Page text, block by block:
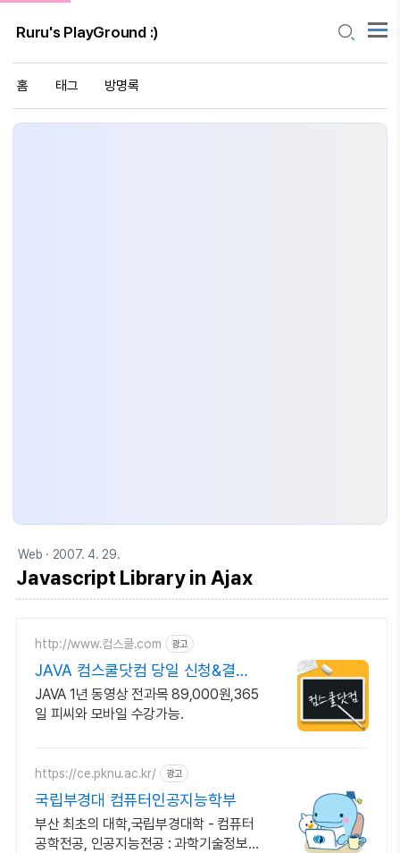
Ruru's PlayGround :)
홈 태그 방명록
Web · 2007. 4. 29.
Javascript Library in Ajax
http://www.컴스쿨.com 광고
JAVA 컴스쿨닷컴 당일 신청&결제
시 기프티콘!
JAVA 1년 동영상 전과목 89,000원,365
일 피씨와 모바일 수강가능.
https://ce.pknu.ac.kr/ 광고
국립부경대 컴퓨터인공지능학부
부산 최초의 대학,국립부경대학 - 컴퓨터
공학전공, 인공지능전공 : 과학기술정보통